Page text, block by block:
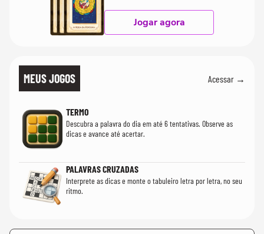
Jogar agora
MEUS JOGOS Acessar →
TERMO
Descubra a palavra do dia em até 6 tentativas. Observe as
dicas e avance até acertar.
PALAVRAS CRUZADAS
Interprete as dicas e monte o tabuleiro letra por letra, no seu
ritmo.